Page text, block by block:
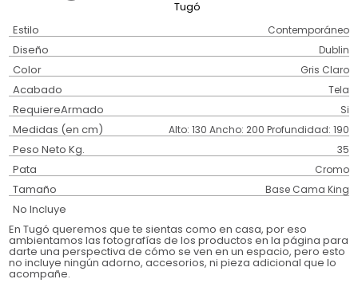
Estilo Contemporáneo
Diseño Dublin
Color Gris Claro
Acabado Tela
RequiereArmado Si
Medidas (en cm) Alto: 130 Ancho: 200 Profundidad: 190
Peso Neto Kg. 35
Pata Cromo
Tamaño Base Cama King
No Incluye
En Tugó queremos que te sientas como en casa, por eso
ambientamos las fotografías de los productos en la página para
darte una perspectiva de cómo se ven en un espacio, pero esto
no incluye ningún adorno, accesorios, ni pieza adicional que lo
acompañe.